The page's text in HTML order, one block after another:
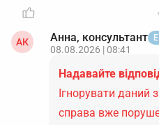
АК Анна, консультант
08.08.2026 | 08:41
Надавайте
Ігнорувати даний
справа вже